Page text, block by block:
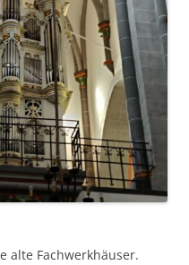
alte Fachwerkhäuser.